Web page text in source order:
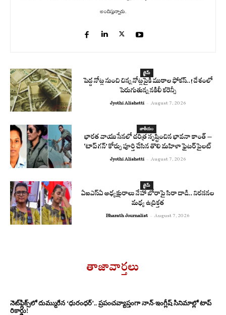
అందిస్తున్నారు.
క్రైమ్
పెద్ద నోట్ల నుంచి చిన్న నోట్లపైకి ముఠాల ఫోకస్..! దేశంలో
పెరుగుతున్న నకిలీ కరెన్సీ
Jyothi Alishetti - August 7, 2026
జాతీయం
భారత వాయుసేనలో చరిత్ర సృష్టించిన భావనా కాంత్ –
‘టాప్ గన్’ కోర్సు పూర్తి చేసిన తొలి మహిళా ఫైటర్ పైలట్
Jyothi Alishetti - August 7, 2026
క్రైమ్
ఏఐఎస్‌ఏ అధ్యక్షురాలు నేహా బోరాపై సిరా దాడి.. నిరసనల
మధ్య ఉద్రిక్తత
Bharath Journalist - August 7, 2026
తాజావార్తలు
నెట్‌ఫ్లిక్స్‌లో దుమ్మురేన ‘ధురంధర్’.. ప్రపంచవ్యాప్తంగా నాన్-ఇంగ్లీష్ సినిమాల్లో టాప్
రికార్డు!